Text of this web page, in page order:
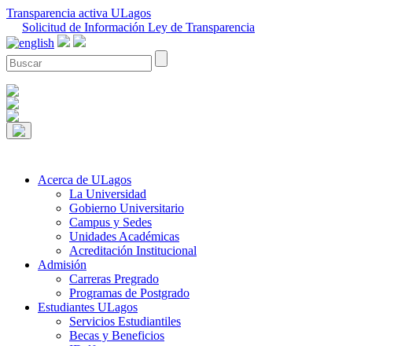
Transparencia activa ULagos
Solicitud de Información Ley de Transparencia
Acerca de ULagos
La Universidad
Gobierno Universitario
Campus y Sedes
Unidades Académicas
Acreditación Institucional
Admisión
Carreras Pregrado
Programas de Postgrado
Estudiantes ULagos
Servicios Estudiantiles
Becas y Beneficios